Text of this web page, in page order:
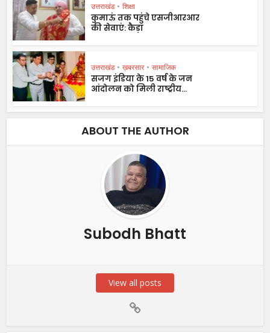
उत्तराखंड • शिक्षा
कुमाऊं तक पहुंचे एसजीआरआर
की सेवाएं: कैड़ा
उत्तराखंड • ख़बरसार • सामाजिक
सजग इंडिया के 15 वर्ष के जन
आंदोलन को मिली राष्ट्रीय...
ABOUT THE AUTHOR
Subodh Bhatt
View all posts